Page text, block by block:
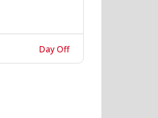
Day Off